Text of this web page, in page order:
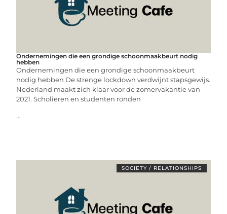
Ondernemingen die een grondige schoonmaakbeurt nodig
hebben
Ondernemingen die een grondige schoonmaakbeurt
nodig hebben De strenge lockdown verdwijnt stapsgewijs.
Nederland maakt zich klaar voor de zomervakantie van
2021. Scholieren en studenten ronden
...
SOCIETY / RELATIONSHIPS